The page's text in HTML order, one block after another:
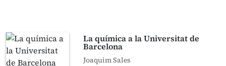
La química a la Universitat de
Barcelona
Joaquim Sales